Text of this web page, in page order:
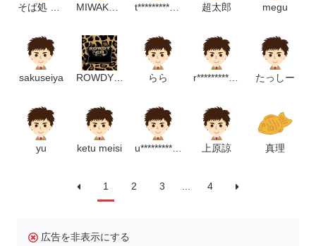
MIWAKO ARIMA t********************m 超太郎 megu
sakuseiya ROWDYCH らら r******************m たっしー
yu ketu meisi u***************m 上原諒 真理
1 2 3 ... 4
広告を非表示にする